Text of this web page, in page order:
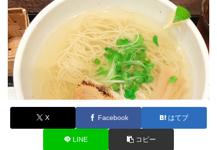
X Facebook はてブ
LINE コピー